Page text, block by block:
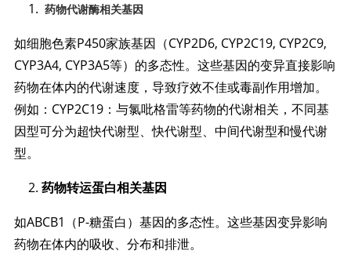
药物代谢酶相关基因
如细胞色素P450家族基因（CYP2D6, CYP2C19, CYP2C9,
CYP3A4, CYP3A5等）的多态性。这些基因的变异直接影响
药物在体内的代谢速度，导致疗效不佳或毒副作用增加。
例如：CYP2C19：与氯吡格雷等药物的代谢相关，不同基
因型可分为超快代谢型、快代谢型、中间代谢型和慢代谢
型。
药物转运蛋白相关基因
如ABCB1（P-糖蛋白）基因的多态性。这些基因变异影响
药物在体内的吸收、分布和排泄。